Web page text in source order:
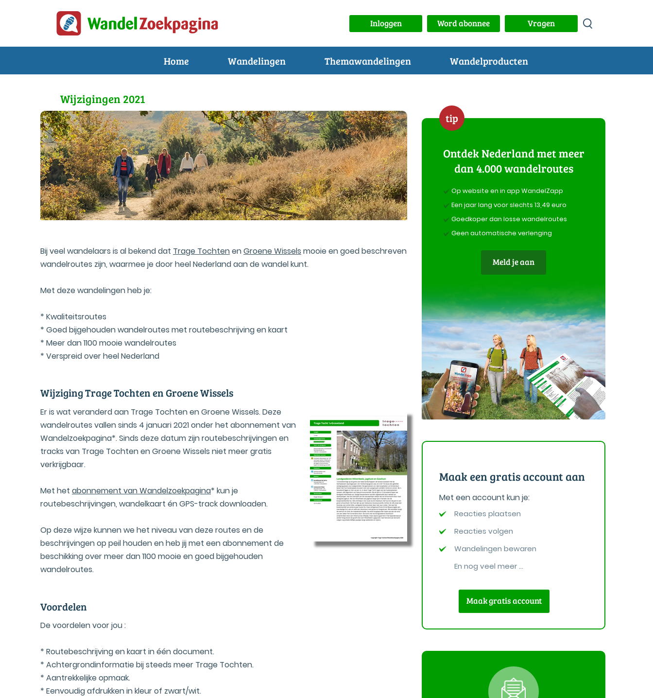
Inloggen Word abonnee Vragen
Home Wandelingen Themawandelingen Wandelproducten
Wijzigingen 2021
Bij veel wandelaars is al bekend dat Trage TochtenenGroene Wissels mooie en goed beschreven
wandelroutes zijn, waarmee je door heel Nederland aan de wandel kunt.
Met deze wandelingen heb je:
* Kwaliteitsroutes
* Goed bijgehouden wandelroutes met routebeschrijving en kaart
* Meer dan 1100 mooie wandelroutes
* Verspreid over heel Nederland
Wijziging Trage Tochten en Groene Wissels
Er is wat veranderd aan Trage Tochten en Groene Wissels. Deze
wandelroutes vallen sinds 4 januari 2021 onder het abonnement van
Wandelzoekpagina*. Sinds deze datum zijn routebeschrijvingen en
tracks van Trage Tochten en Groene Wissels niet meer gratis
verkrijgbaar.
Met het abonnement van Wandelzoekpagina* kun je
routebeschrijvingen, wandelkaart én GPS-track downloaden.
Op deze wijze kunnen we het niveau van deze routes en de
beschrijvingen op peil houden en heb jij met een abonnement de
beschikking over meer dan 1100 mooie en goed bijgehouden
wandelroutes.
Voordelen
De voordelen voor jou :
* Routebeschrijving en kaart in één document.
* Achtergrondinformatie bij steeds meer Trage Tochten.
* Aantrekkelijke opmaak.
* Eenvoudig afdrukken in kleur of zwart/wit.
tip
Ontdek Nederland met meer
dan 4.000 wandelroutes
Op website en in app WandelZapp
Een jaar lang voor slechts 13,49 euro
Goedkoper dan losse wandelroutes
Geen automatische verlenging
Meld je aan
Maak een gratis account aan
Met een account kun je:
Reacties plaatsen
Reacties volgen
Wandelingen bewaren
En nog veel meer ...
Maak gratis account